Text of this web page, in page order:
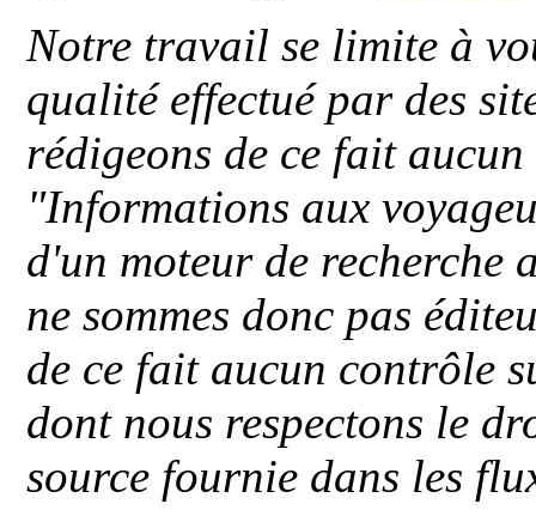
Notre travail se limite à
qualité effectué par des
rédigeons de ce fait
"Informations aux
d'un moteur de recherche
ne sommes donc pas
de ce fait aucun contrôle
dont nous respectons le
source fournie dans les